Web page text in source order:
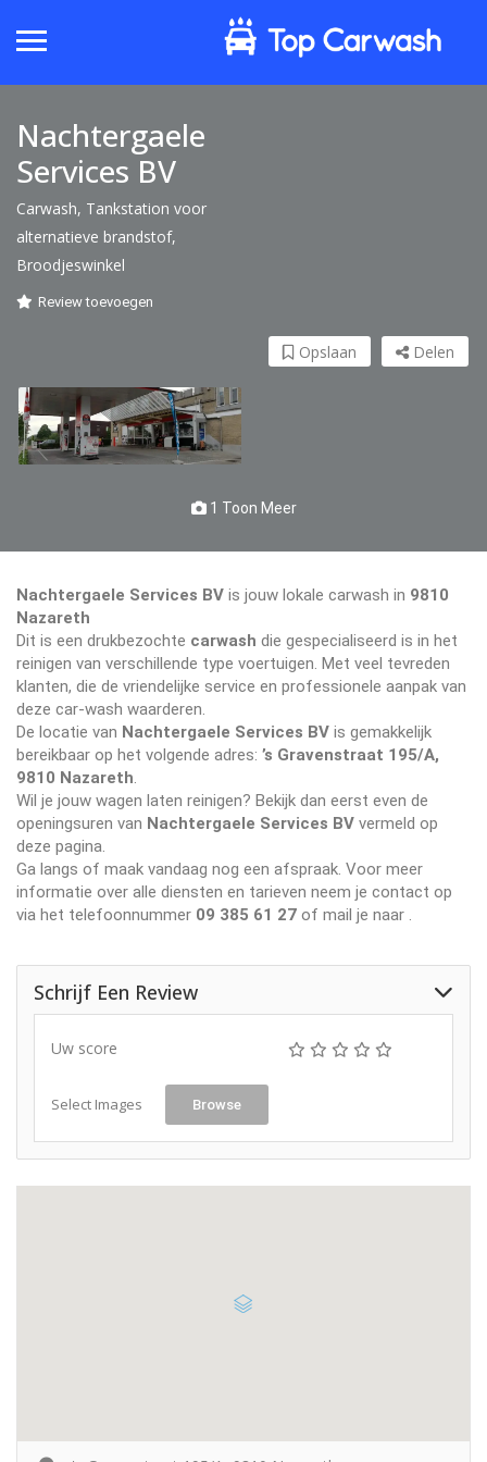
Nachtergaele
Services BV
Carwash, Tankstation voor
alternatieve brandstof,
Broodjeswinkel
Review toevoegen
Delen
Opslaan
1 Toon Meer
Nachtergaele Services BV is jouw lokale carwash in 9810
Nazareth
Dit is een drukbezochte carwash die gespecialiseerd is in het
reinigen van verschillende type voertuigen. Met veel tevreden
klanten, die de vriendelijke service en professionele aanpak van
deze car-wash waarderen.
De locatie van Nachtergaele Services BV is gemakkelijk
bereikbaar op het volgende adres: ’s Gravenstraat 195/A,
9810 Nazareth
Wil je jouw wagen laten reinigen? Bekijk dan eerst even de
openingsuren van Nachtergaele Services BV vermeld op
deze pagina.
Ga langs of maak vandaag nog een afspraak. Voor meer
informatie over alle diensten en tarieven neem je contact op
via het telefoonnummer 09 385 61 27 of mail je naar
Schrijf Een Review
Uw score
Select Images Browse